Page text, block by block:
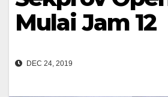
Mulai Jam 12
DEC 24, 2019